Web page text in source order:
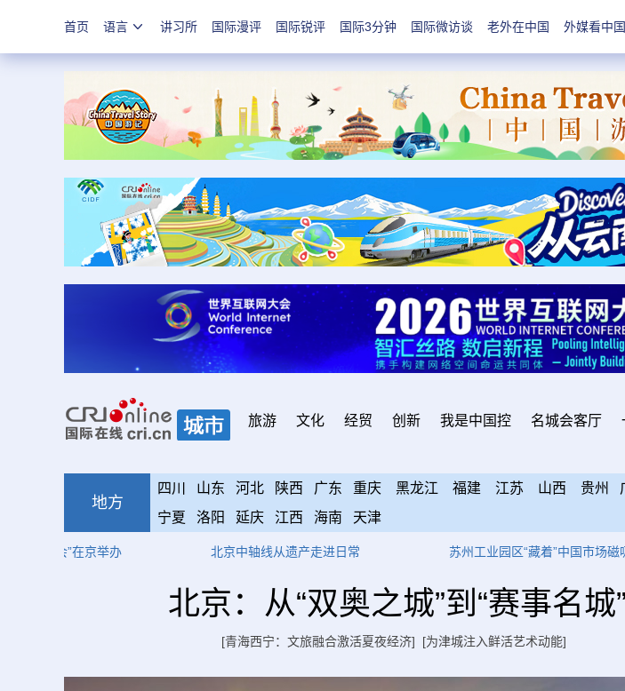
首页 语言 讲习所 国际漫评 国际锐评 国际3分钟 国际微访谈 老外在中国 外媒看中国
旅游 文化 经贸 创新 我是中国控 名城会客厅
地方
四川 山东 河北 陕西 广东 重庆 黑龙江 福建 江苏 山西 贵州
宁夏
洛阳 延庆 江西 海南 天津
北京中轴线从遗产走进日常 苏州工业园区“藏着”中国市场磁吸力密码
北京：从“双奥之城”到“赛事名城”
[青海西宁：文旅融合激活夏夜经济] [为津城注入鲜活艺术动能]